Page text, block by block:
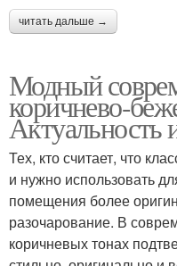
читать дальше →
Модный
коричнево-
Актуальность
Тех, кто считает, что
и нужно использовать
помещения более
разочарование. В
коричневых тонах